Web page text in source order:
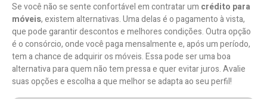
Se você não se sente confortável em contratar um crédito para
móveis, existem alternativas. Uma delas é o pagamento à vista,
que pode garantir descontos e melhores condições. Outra opção
é o consórcio, onde você paga mensalmente e, após um período,
tem a chance de adquirir os móveis. Essa pode ser uma boa
alternativa para quem não tem pressa e quer evitar juros. Avalie
suas opções e escolha a que melhor se adapta ao seu perfil!